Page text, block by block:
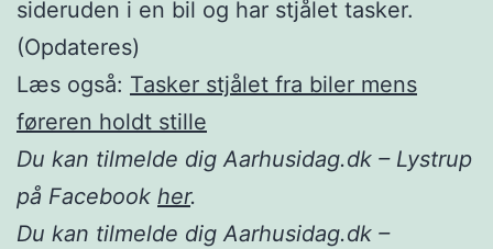
sideruden i en bil og har stjålet tasker.
(Opdateres)
Læs også: Tasker stjålet fra biler mens
føreren holdt stille
Du kan tilmelde dig Aarhusidag.dk – Lystrup
på Facebook her.
Du kan tilmelde dig Aarhusidag.dk –